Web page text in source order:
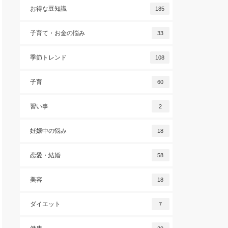
お得な豆知識 185
子育て・お金の悩み 33
季節トレンド 108
子育 60
習い事 2
妊娠中の悩み 18
恋愛・結婚 58
美容 18
ダイエット 7